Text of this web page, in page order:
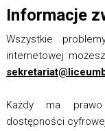
Informacje
Wszystkie
internetowej
Każdy ma
dostępności